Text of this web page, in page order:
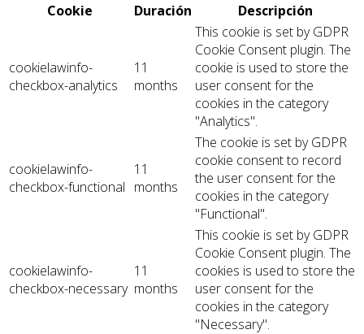
Cookie
Duración Descripción
cookielawinfo-
checkbox-analytics
11
months
This cookie is set by GDPR
Cookie Consent plugin. The
cookie is used to store the
user consent for the
cookies in the category
"Analytics".
cookielawinfo-
checkbox-functional
11
months
The cookie is set by GDPR
cookie consent to record
the user consent for the
cookies in the category
"Functional".
cookielawinfo-
checkbox-necessary
11
months
This cookie is set by GDPR
Cookie Consent plugin. The
cookies is used to store the
user consent for the
cookies in the category
"Necessary".